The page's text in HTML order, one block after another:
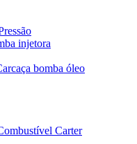
injetora
bomba óleo
Carter